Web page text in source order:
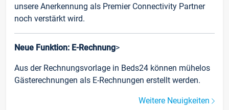
unsere Anerkennung als Premier Connectivity Partner
noch verstärkt wird.
Neue Funktion: E-Rechnung>
Aus der Rechnungsvorlage in Beds24 können mühelos
Gästerechnungen als E-Rechnungen erstellt werden.
Weitere Neuigkeiten